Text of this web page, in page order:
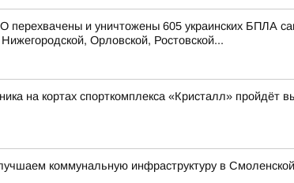
перехвачены и уничтожены 605 украинских БПЛА
Орловской, Ростовской...
на кортах спорткомплекса «Кристалл» пройдёт
коммунальную инфраструктуру в